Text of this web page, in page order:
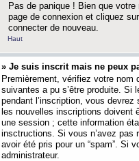
Pas de panique ! Bien que
page de connexion et cliquez sur
connecter de nouveau.
Haut
» Je suis inscrit mais ne peux
Premièrement, vérifiez votre nom
suivantes a pu s’être produite. Si
pendant l’inscription, vous
les nouvelles inscriptions doivent
une session ; cette information
insctructions. Si vous n’avez pas
avoir été pris pour un “spam”. Si
administrateur.